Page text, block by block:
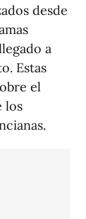
desde
a
Estas
el
los